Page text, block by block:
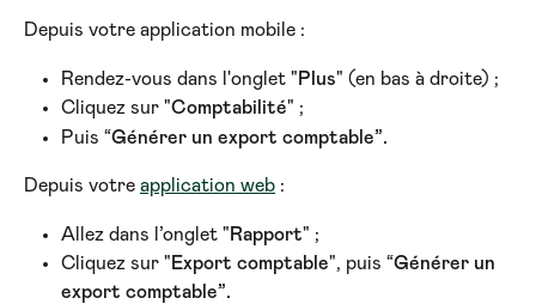
Depuis votre application mobile :
Rendez-vous dans l'onglet " Plus" (en bas à droite) ;
Cliquez sur "Comptabilité" ;
Puis “Générer un export comptable”.
Depuis votre application web :
Allez dans l’onglet " Rapport" ;
Cliquez sur " Export comptable", puis “Générer un
export comptable”.